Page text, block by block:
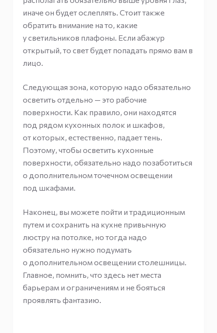
иначе он будет ослеплять. Стоит также
обратить внимание на то, какие
у светильников плафоны. Если абажур
открытый, то свет будет попадать прямо вам в
лицо.
Следующая зона, которую надо обязательно
осветить отдельно — это рабочие
поверхности. Как правило, они находятся
под рядом кухонных полок и шкафов,
от которых, естественно, падает тень.
Поэтому, чтобы осветить кухонные
поверхности, обязательно надо позаботиться
о дополнительном точечном освещении
под шкафами.
Наконец, вы можете пойти и традиционным
путем и сохранить на кухне привычную
люстру на потолке, но тогда надо
обязательно нужно подумать
о дополнительном освещении столешницы.
Главное, помнить, что здесь нет места
барьерам и ограничениям и не бояться
проявлять фантазию.